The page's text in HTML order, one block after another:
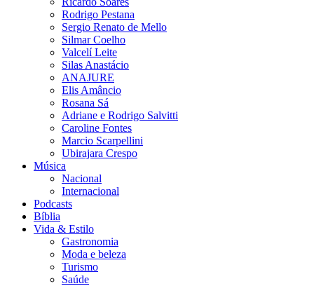
Rodrigo Pestana
Sergio Renato de Mello
Silmar Coelho
Valcelí Leite
Silas Anastácio
ANAJURE
Elis Amâncio
Rosana Sá
Adriane e Rodrigo Salvitti
Caroline Fontes
Marcio Scarpellini
Ubirajara Crespo
Música
Nacional
Internacional
Podcasts
Bíblia
Vida & Estilo
Gastronomia
Moda e beleza
Turismo
Saúde